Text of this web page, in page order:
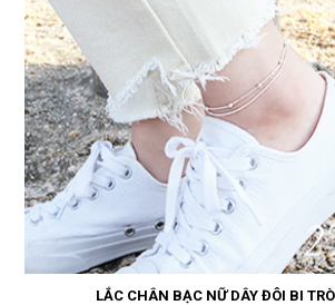
LẮC CHÂN BẠC NỮ DÂY ĐÔI BI